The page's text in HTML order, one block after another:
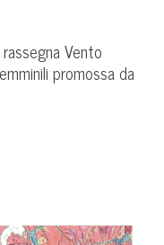
Vento
promossa da